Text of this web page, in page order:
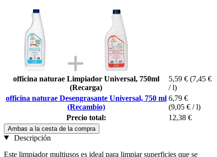
officina naturae Limpiador Universal, 750ml
(Recarga)
5,59 € (7,45 €
/ l)
officina naturae Desengrasante Universal, 750 ml
(Recambio)
6,79 €
(9,05 € / l)
Precio total:
12,38 €
Ambas a la cesta de la compra
Descripción
Este limpiador multiusos es ideal para limpiar superficies que se